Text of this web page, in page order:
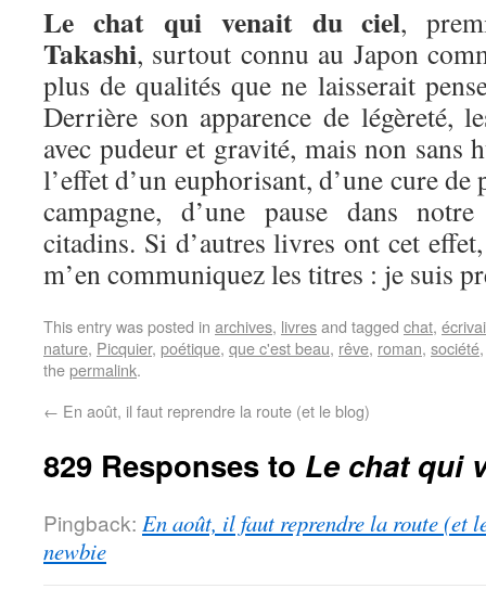
Le chat qui venait du ciel,
Takashi, surtout connu au Japon
plus de qualités que ne laisserait
Derrière son apparence de légèreté,
avec pudeur et gravité, mais non sans
l’effet d’un euphorisant, d’une cure de
campagne, d’une pause dans
citadins. Si d’autres livres ont cet
m’en communiquez les titres : je suis
This entry was posted in archives, livresand tagged chat,
nature, Picquier, poétique, que c'est beau, rêve, roman, société
thepermalink.
← En août, il faut reprendre la route (et le blog)
829 Responses to Le chat qui
Pingback: En août, il faut reprendre la route (et
newbie